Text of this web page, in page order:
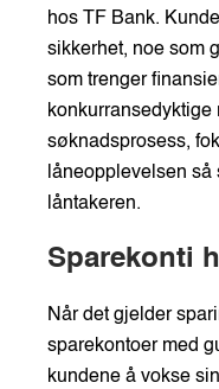
hos TF Bank.
sikkerhet, noe som
som trenger
konkurransedyktige
søknadsprosess,
låneopplevelsen
låntakeren.
Sparekonti
Når det gjelder
sparekontoer med
kundene å vokse